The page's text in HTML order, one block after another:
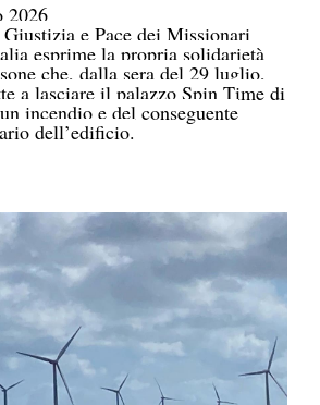
2026
e Pace dei Missionari
esprime la propria solidarietà
che, dalla sera del 29 luglio,
a lasciare il palazzo Spin Time di
incendio e del conseguente
dell’edificio.